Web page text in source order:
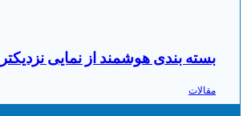
بسته بندی هوشمند از نمایی نزدیکتر
مقالات